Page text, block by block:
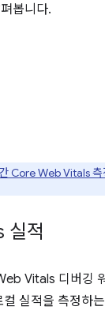
봅니다.
Core Web Vitals 측
실적
Vitals 디버깅
실적을 측정하